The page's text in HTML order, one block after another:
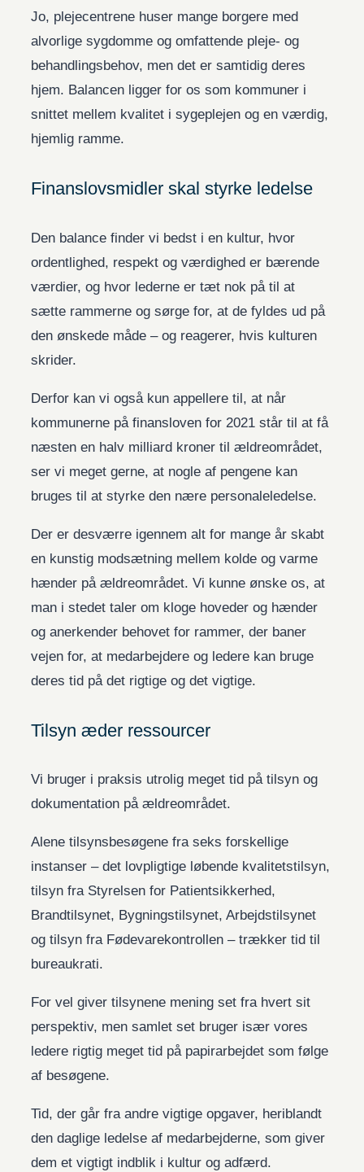
Jo, plejecentrene huser mange borgere med
alvorlige sygdomme og omfattende pleje- og
behandlingsbehov, men det er samtidig deres
hjem. Balancen ligger for os som kommuner i
snittet mellem kvalitet i sygeplejen og en værdig,
hjemlig ramme.
Finanslovsmidler skal styrke ledelse
Den balance finder vi bedst i en kultur, hvor
ordentlighed, respekt og værdighed er bærende
værdier, og hvor lederne er tæt nok på til at
sætte rammerne og sørge for, at de fyldes ud på
den ønskede måde – og reagerer, hvis kulturen
skrider.
Derfor kan vi også kun appellere til, at når
kommunerne på finansloven for 2021 står til at få
næsten en halv milliard kroner til ældreområdet,
ser vi meget gerne, at nogle af pengene kan
bruges til at styrke den nære personaleledelse.
Der er desværre igennem alt for mange år skabt
en kunstig modsætning mellem kolde og varme
hænder på ældreområdet. Vi kunne ønske os, at
man i stedet taler om kloge hoveder og hænder
og anerkender behovet for rammer, der baner
vejen for, at medarbejdere og ledere kan bruge
deres tid på det rigtige og det vigtige.
Tilsyn æder ressourcer
Vi bruger i praksis utrolig meget tid på tilsyn og
dokumentation på ældreområdet.
Alene tilsynsbesøgene fra seks forskellige
instanser – det lovpligtige løbende kvalitetstilsyn,
tilsyn fra Styrelsen for Patientsikkerhed,
Brandtilsynet, Bygningstilsynet, Arbejdstilsynet
og tilsyn fra Fødevarekontrollen – trækker tid til
bureaukrati.
For vel giver tilsynene mening set fra hvert sit
perspektiv, men samlet set bruger især vores
ledere rigtig meget tid på papirarbejdet som følge
af besøgene.
Tid, der går fra andre vigtige opgaver, heriblandt
den daglige ledelse af medarbejderne, som giver
dem et vigtigt indblik i kultur og adfærd.